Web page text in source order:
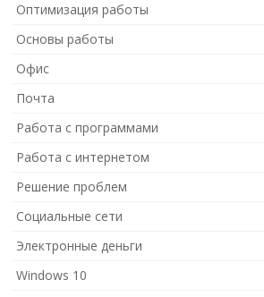
Оптимизация работы
Основы работы
Офис
Почта
Работа с программами
Работа с интернетом
Решение проблем
Социальные сети
Электронные деньги
Windows 10